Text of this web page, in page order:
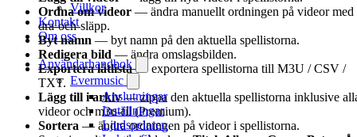
Villkor
Kontakt
Om oss
Användarhandbok
Evermusic
Anslutningar
Inställningar
Ljudspelaren
Ordna om videor — ändra manuellt ordningen på videor med
dra-och-släpp.
Byt namn — byt namn på den aktuella spellistorna.
Redigera bild — ändra omslagsbilden.
Exportera låtlista— exportera spellistorna till M3U / CSV /
TXT.
Lägg till i arkiv— zippa den aktuella spellistorna inklusive
videor och m3u-fil (Premium).
Sortera — ändra ordningen på videor i spellistorna.